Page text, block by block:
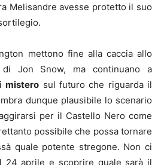
Melisandre avesse protetto il suo
mettono fine alla caccia allo
Jon Snow, ma continuano a
mistero sul futuro che riguarda il
dunque plausibile lo scenario
per il Castello Nero come
possibile che possa tornare
quale potente stregone. Non ci
24 aprile e scoprire quale sarà il